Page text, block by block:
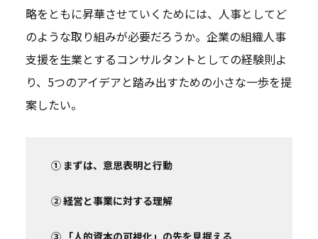
略をともに昇華させていくためには、人事としてど
のような取り組みが必要だろうか。企業の組織人事
支援を生業とするコンサルタントとしての経験則よ
り、5つのアイデアと踏み出すための小さな一歩を提
案したい。
① まずは、意思表明と行動
② 経営と事業に対する理解
③ 「人的資本の可視化」の先を見据える